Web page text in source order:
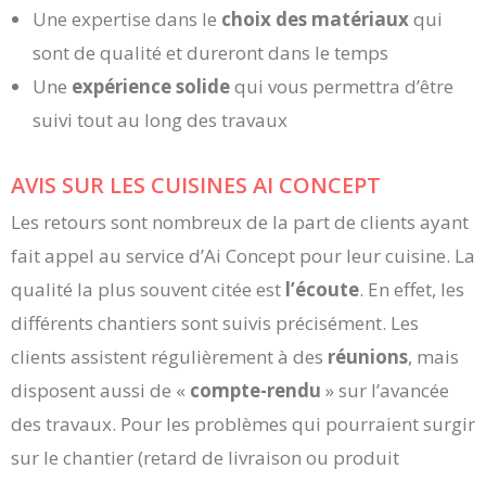
Une expertise dans le choix des matériauxqui
sont de qualité et dureront dans le temps
Une expérience solidequi vous permettra d’être
suivi tout au long des travaux
AVIS SUR LES CUISINES AI CONCEPT
Les retours sont nombreux de la part de clients ayant
fait appel au service d’Ai Concept pour leur cuisine. La
qualité la plus souvent citée est l’écoute. En effet, les
différents chantiers sont suivis précisément. Les
clients assistent régulièrement à des réunions, mais
disposent aussi de « compte-rendu » sur l’avancée
des travaux. Pour les problèmes qui pourraient surgir
sur le chantier (retard de livraison ou produit